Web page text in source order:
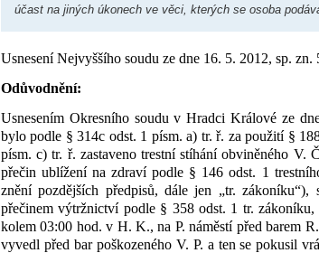
účast na jiných úkonech ve věci, kterých se osoba
Usnesení Nejvyššího soudu ze dne 16. 5. 2012, sp. zn.
Odůvodnění:
Usnesením Okresního soudu v Hradci Králové ze
bylo podle § 314c odst. 1 písm. a) tr. ř. za použití §
písm. c) tr. ř. zastaveno trestní stíhání obviněného V.
přečin ublížení na zdraví podle § 146 odst. 1
znění pozdějších předpisů, dále jen „tr. zákoníku“),
přečinem výtržnictví podle § 358 odst. 1 tr.
kolem 03:00 hod. v H. K., na P. náměstí před barem
vyvedl před bar poškozeného V. P. a ten se pokusil